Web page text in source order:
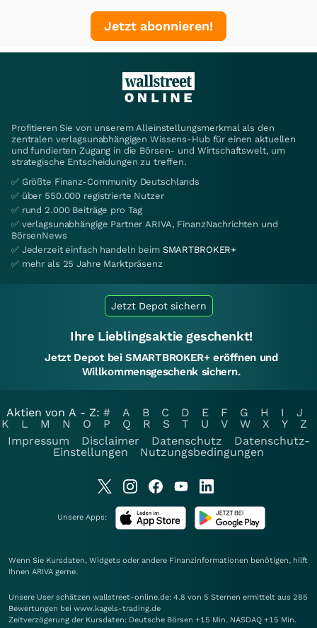
Jetzt abonnieren!
Profitieren Sie von unserem Alleinstellungsmerkmal als den
zentralen verlagsunabhängigen Wissens-Hub für einen aktuellen
und fundierten Zugang in die Börsen- und Wirtschaftswelt, um
strategische Entscheidungen zu treffen.
✅ Größte Finanz-Community Deutschlands
✅ über 550.000 registrierte Nutzer
✅ rund 2.000 Beiträge pro Tag
✅ verlagsunabhängige Partner ARIVA, FinanzNachrichten und
BörsenNews
✅ Jederzeit einfach handeln beim SMARTBROKER+
✅ mehr als 25 Jahre Marktpräsenz
Jetzt Depot sichern
Ihre Lieblingsaktie geschenkt!
Jetzt Depot bei SMARTBROKER+ eröffnen und
Willkommensgeschenk sichern.
Aktien von A - Z: # A B C D E F G H I
J
K
L M N O P Q R S T U V W X Y
Z
Impressum
Disclaimer Datenschutz
Datenschutz-
Einstellungen
Nutzungsbedingungen
Unsere Apps:
Wenn Sie Kursdaten, Widgets oder andere Finanzinformationen benötigen, hilft
Ihnen ARIVA gerne.
Unsere User schätzen wallstreet-online.de: 4.8 von 5 Sternen ermittelt aus 285
Bewertungen bei www.kagels-trading.de
Zeitverzögerung der Kursdaten: Deutsche Börsen +15 Min. NASDAQ +15 Min.